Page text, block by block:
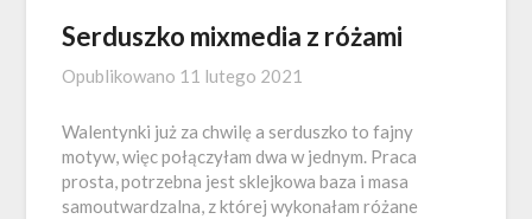
Serduszko mixmedia z różami
Opublikowano 11 lutego 2021
Walentynki już za chwilę a serduszko to fajny
motyw, więc połączyłam dwa w jednym. Praca
prosta, potrzebna jest sklejkowa baza i masa
samoutwardzalna, z której wykonałam różane